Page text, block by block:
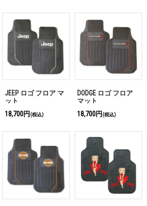
JEEP ロゴ フロア マ
ット
18,700円 (税込)
DODGE ロゴ フロア
マット
18,700円 (税込)